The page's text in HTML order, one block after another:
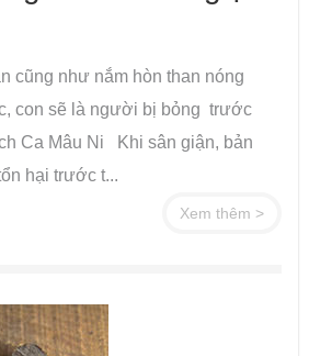
cũng như nắm hòn than nóng
con sẽ là người bị bỏng trước
Ca Mâu Ni Khi sân giận, bản
hại trước t...
Xem thêm >